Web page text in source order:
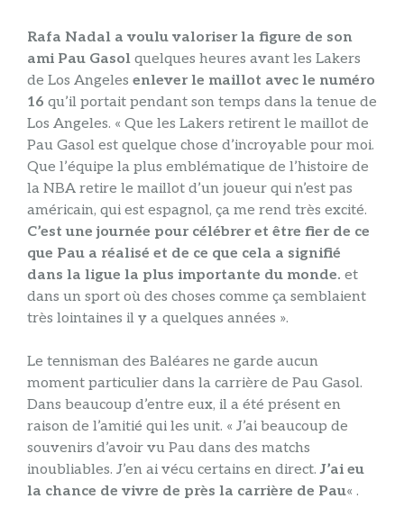
Rafa Nadal a voulu valoriser la figure de son
ami Pau Gasol quelques heures avant les Lakers
de Los Angeles enlever le maillot avec le numéro
16 qu’il portait pendant son temps dans la tenue de
Los Angeles. « Que les Lakers retirent le maillot de
Pau Gasol est quelque chose d’incroyable pour moi.
Que l’équipe la plus emblématique de l’histoire de
la NBA retire le maillot d’un joueur qui n’est pas
américain, qui est espagnol, ça me rend très excité.
C’est une journée pour célébrer et être fier de ce
que Pau a réalisé et de ce que cela a signifié
dans la ligue la plus importante du monde. et
dans un sport où des choses comme ça semblaient
très lointaines il y a quelques années ».
Le tennisman des Baléares ne garde aucun
moment particulier dans la carrière de Pau Gasol.
Dans beaucoup d’entre eux, il a été présent en
raison de l’amitié qui les unit. « J’ai beaucoup de
souvenirs d’avoir vu Pau dans des matchs
inoubliables. J’en ai vécu certains en direct.J’ai eu
la chance de vivre de près la carrière de Pau« .